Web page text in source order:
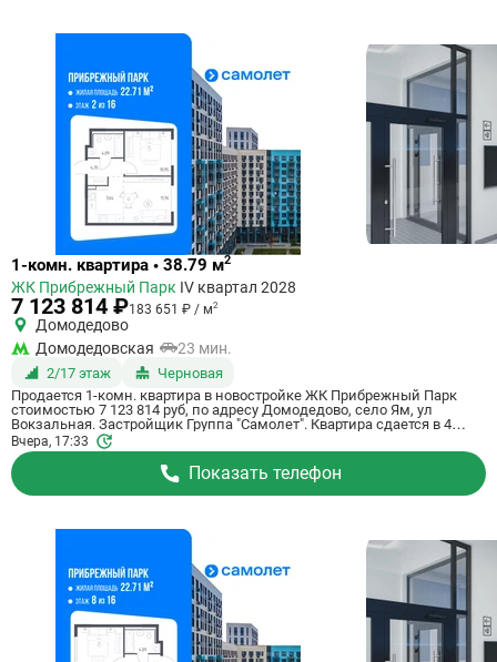
Ссылка
квартиру
1-комн. квартира • 38.79 м2
ЖК Прибрежный Парк IV квартал 2028
7 123 814 ₽183 651 ₽ / м2
Домодедово
Домодедовская
23 мин.
2/17 этаж
Черновая
Продается 1-комн. квартира в новостройке ЖК Прибрежный Парк
стоимостью 7 123 814 руб, по адресу Домодедово, село Ям, ул
Вокзальная. Застройщик Группа "Самолет". Квартира сдается в 4
квартале 2028 года с черновой отделкой, в 23 минутах на машине от
станции метро Домодедовская. Общая площадь квартиры - 38.79 кв.
м. Этаж 2 из 17. ID квартиры на СтройкиРУ 801177, скажите его когда
будете звонить.
Вчера, 17:33
Показать телефон